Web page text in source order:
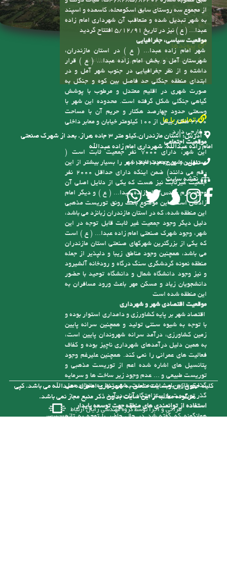
جمعیتی و جغرافیایی و زیارتی خود در تاریخ 31/4/91
طبق مصوبه شماره 82302/ت46828ک، هیأت دولت و
از مجموع سه روستای سابق اسکومحله، کاسمده و اسپند
به شهر تبدیل شده و متعاقب آن شهرداری امام زاده
عبدا... ( ع ) نیز در تاریخ 5/12/91 افتتاح گردید
موقعیت سیاسی، جغرافیایی
شهر امام زاده عبدا... ( ع ) در استان مازندران،
شهرستان آمل و بخش امام زاده عبدا... ( ع ) قرار
داشته و از نظر جغرافیایی در جنوب شهر آمل و در
ابتدای منطقه جنگلی حد فاصل بین کوه و جنگل به
صورت شهری در اقلیم معتدل و مرطوب با پوشش
گیاهی جنگلی شکل گرفته است. محدوده این شهر با
وسعتی حدود چهارصد هکتار و حریم آن با مساحت
2200 هکتار بیش از 100 کیلومتر خیابان و معابر داخلی
و خارجی دارد
موقعیت اجتماعی
این شهر، دارای 7000 نفر جمعیت ثابت است (
مسئولین شهر جمعیت ثابت شهر را بسیار بیشتر از این
رقم می دانند) ضمن اینکه دارای حداقل 2000 نفر
جمعیت غیرثابت نیز هست که یکی از دلایل اصلی آن
وجود حرم مقدس امام زاده عبدا... ( ع ) و دیگر امام
زادگان است، این موضوع باعث رونق توریست مذهبی
این منطقه شده، که در استان مازندران زبانزد می باشد،
دلیل دیگر وجود جمعیت غیر ثابت قابل توجه در این
شهر، وجود شهرک صنعتی امام زاده عبدا... ( ع ) است
که یکی از بزرگترین شهرکهای صنعتی استان مازندران
می باشد، همچنین وجود مناطق زیبا و دلپذیر از جمله
منطقه نمونه گردشگری سنگ درگاه و رودخانه آلشیرود
و نیز وجود دانشگاه شمال و دانشگاه توحید با حضور
دانشجویان زیاد و مسکن مهر باعث ورود مسافران به
این منطقه شده است
موقعیت اقتصادی شهر و شهرداری
اقتصاد شهر بر پایه کشاورزی و دامداری استوار بوده و
با توجه به شیوه سنتی تولید و همچنین سرانه پایین
زمین کشاورزی، درآمد سرانه شهروندان پایین است،
به همین دلیل درآمدهای شهرداری ناچیز بوده و کفاف
فعالیت های عمرانی را نمی کند. همچنین علیرغم وجود
پتانسیل های اشاره شده اعم از توریست مذهبی و
توریست طبیعی و ... عدم وجود زیر ساخت ها و سرمایه
گذاری لازم باعث شده است، شهر تنها به عنوان محل
گذر توریست یا استراحتگاه آنان درآید
پیوندها
سامانه انتشار و دسترسی آزاد به اطلاعات
تماس با ما
آدرس:
استان مازندران.کیلو متر ۳ جاده هراز. بعد از شهرک صنعتی
امام زاده عبدالله. شهرداری امام زاده عبدالله
تلفن: 6-01143123755
نقشه سایت
کلیه حقوق این وبسایت متعلق به شهرداری امامزاده عبدالله می باشد. کپی
هرگونه مطلب از این سایت بدون ذکر منبع مجاز نمی باشد.